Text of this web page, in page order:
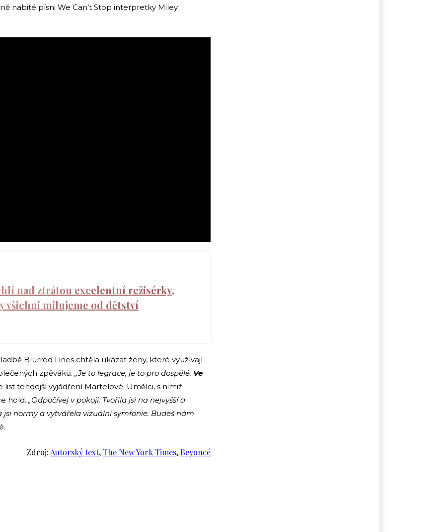
nabité písni We Can’t Stop interpretky Miley
nad ztrátou excelentní režisérky,
všichni milujeme od dětství
Blurred Lines chtěla ukázat ženy, které využívají
zpěváků. „Je to legrace, je to pro dospělé. Ve
list tehdejší vyjádření Martelové. Umělci, s nimiž
hold. „Odpočívej v pokoji. Tvořila jsi na nejvyšší a
normy a vytvářela vizuální symfonie. Budeš nám
Zdroj: Autorský text,The New York Times,Beyoncé